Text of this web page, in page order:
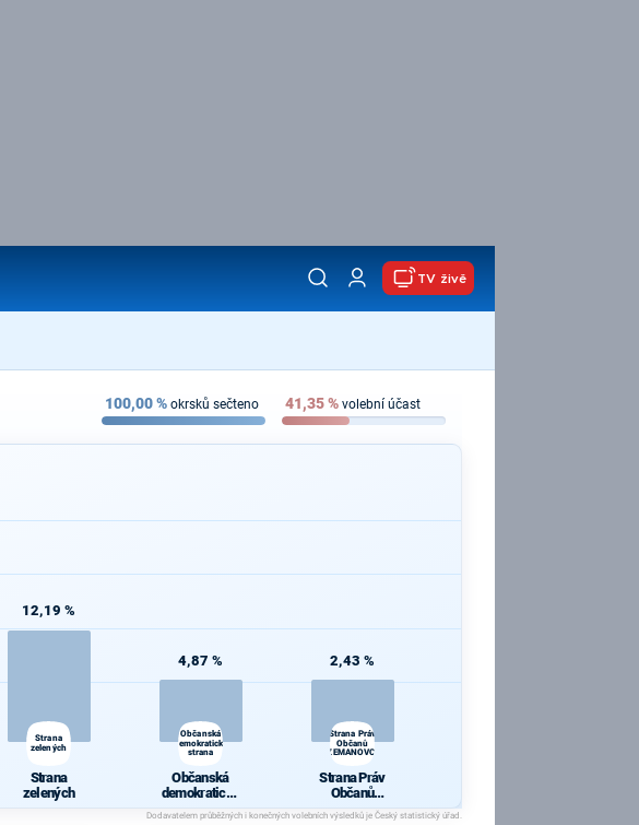
TV živě
100,00% okrsků sečteno 41,35% volební účast
12,19 %
Strana
zelených
Strana
zelených
4,87 %
Občanská
demokratická
strana
Občanská
demokratická
strana
2,43 %
Strana Práv
Občanů
ZEMANOVCI
Strana Práv
Občanů
ZEMANOVCI